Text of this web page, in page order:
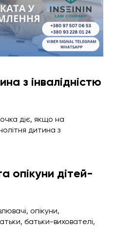
з інвалідністю
діє, якщо на
дитина з
опікуни дітей-
опікуни,
батьки-вихователі,